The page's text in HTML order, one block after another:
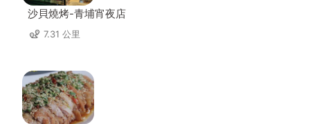
沙貝燒烤-青埔宵夜店
7.31 公里